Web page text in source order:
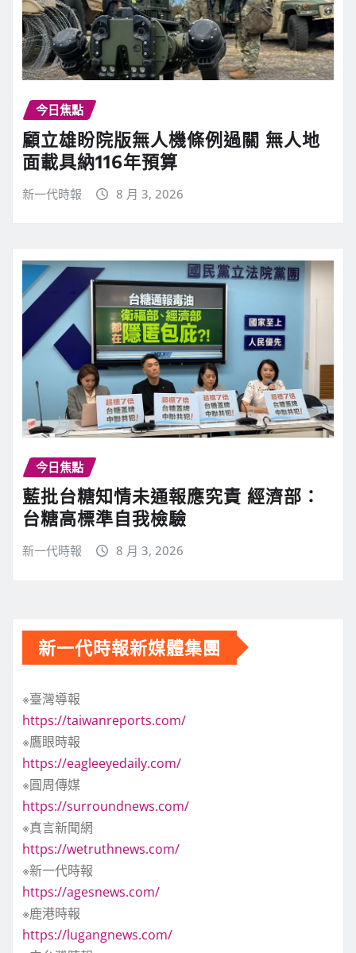
今日焦點
顧立雄盼院版無人機條例過關 無人地
面載具納116年預算
新一代時報 8 月 3, 2026
今日焦點
藍批台糖知情未通報應究責 經濟部：
台糖高標準自我檢驗
新一代時報 8 月 3, 2026
新一代時報新媒體集團
※臺灣導報
https://taiwanreports.com/
※鷹眼時報
https://eagleeyedaily.com/
※圓周傳媒
https://surroundnews.com/
※真言新聞網
https://wetruthnews.com/
※新一代時報
https://agesnews.com/
※鹿港時報
https://lugangnews.com/